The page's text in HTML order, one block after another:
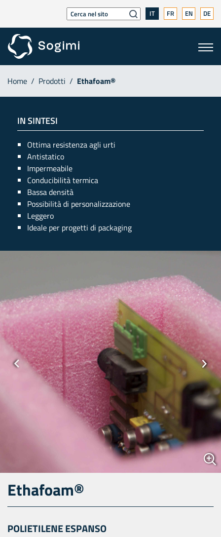
IT FR EN DE
Home / Prodotti / Ethafoam®
Previous Next
IN SINTESI
Ottima resistenza agli urti
Antistatico
Impermeabile
Conducibilità termica
Bassa densità
Possibilità di personalizzazione
Leggero
Ideale per progetti di packaging
Ethafoam®
POLIETILENE ESPANSO